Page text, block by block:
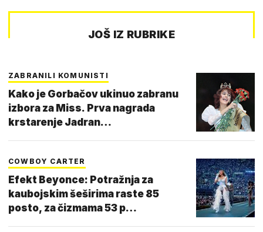
JOŠ IZ RUBRIKE
ZABRANILI KOMUNISTI
Kako je Gorbačov ukinuo zabranu
izbora za Miss. Prva nagrada
krstarenje Jadran…
COWBOY CARTER
Efekt Beyonce: Potražnja za
kaubojskim šeširima raste 85
posto, za čizmama 53 p…